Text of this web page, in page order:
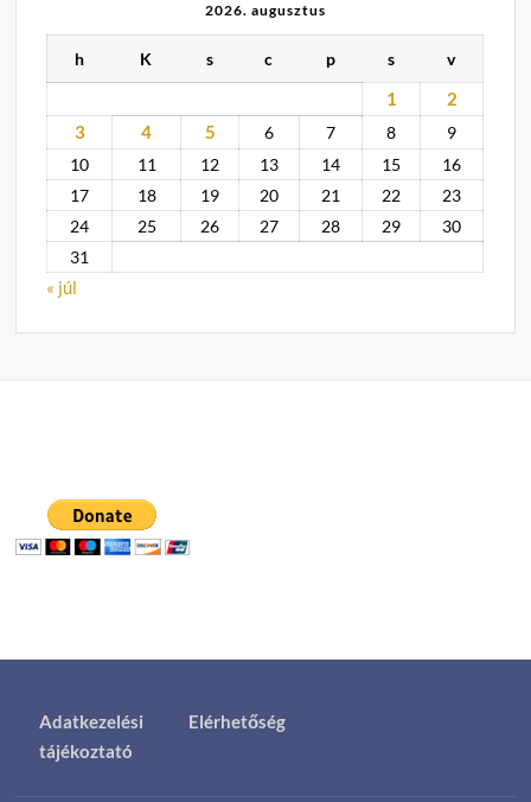
2026. augusztus
h K s c p s v
1
2
3
4 5 6 7 8
9
10
11 12 13 14 15
16
17
18 19 20 21 22
23
24
25 26 27 28 29
30
31
« júl
Adatkezelési
tájékoztató
Elérhetőség